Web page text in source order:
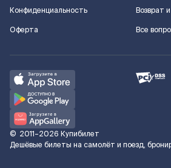
Конфиденциальность
Оферта
Возврат
Все
© 2011–2026 Купибилет
Дешёвые билеты на самолёт и поезд,